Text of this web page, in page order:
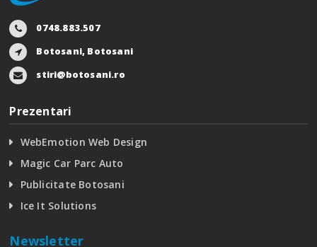
0748.883.507
Botosani, Botosani
stiri@botosani.ro
Prezentari
WebEmotion Web Design
Magic Car Parc Auto
Publicitate Botosani
Ice It Solutions
Newsletter